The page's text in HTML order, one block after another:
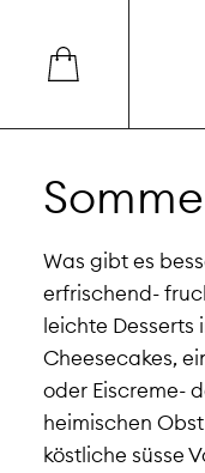
Was gibt es
erfrischend-
leichte Desserts
Cheesecakes,
oder Eiscreme-
heimischen
köstliche süsse